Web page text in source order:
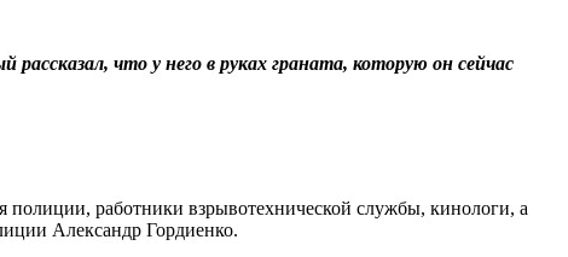
что у него в руках граната, которую он сейчас
полиции, работники взрывотехнической службы, кинологи, а
Александр Гордиенко.